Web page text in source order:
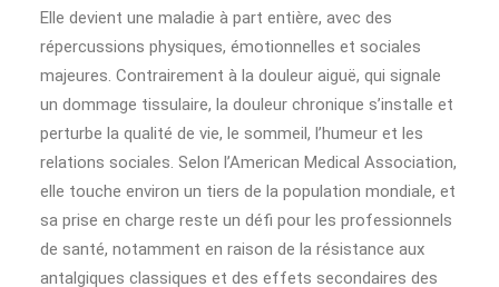
Elle devient une maladie à part entière, avec des
répercussions physiques, émotionnelles et sociales
majeures. Contrairement à la douleur aiguë, qui signale
un dommage tissulaire, la douleur chronique s’installe et
perturbe la qualité de vie, le sommeil, l’humeur et les
relations sociales. Selon l’American Medical Association,
elle touche environ un tiers de la population mondiale, et
sa prise en charge reste un défi pour les professionnels
de santé, notamment en raison de la résistance aux
antalgiques classiques et des effets secondaires des